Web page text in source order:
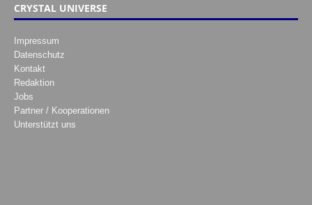
CRYSTAL UNIVERSE
Impressum
Datenschutz
Kontakt
Redaktion
Jobs
Partner / Kooperationen
Unterstützt uns